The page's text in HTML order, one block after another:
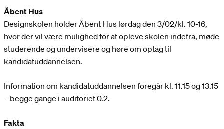
Åbent Hus
Designskolen holder Åbent Hus lørdag den 3/02/kl. 10-16,
hvor der vil være mulighed for at opleve skolen indefra, møde
studerende og undervisere og høre om optag til
kandidatuddannelsen.
Information om kandidatuddannelsen foregår kl. 11.15 og 13.15
– begge gange i auditoriet 0.2.
Fakta